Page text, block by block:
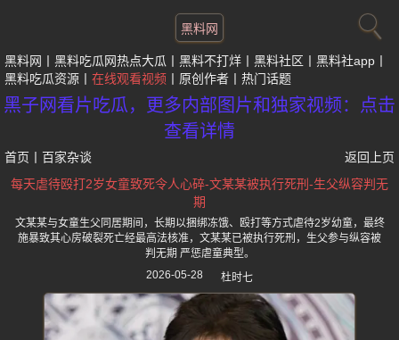
黑料网
黑料网 黑料吃瓜网热点大瓜 黑料不打烊 黑料社区
黑料社app
黑料吃瓜资源
在线观看视频 原创作者 热门话题
黑子网看片吃瓜，更多内部图片和独家视频：点击
查看详情
首页 百家杂谈
返回上页
每天虐待殴打2岁女童致死令人心碎-文某某被执行死刑-生父纵容判无
期
文某某与女童生父同居期间，长期以捆绑冻饿、殴打等方式虐待2岁幼童，最终
施暴致其心房破裂死亡经最高法核准，文某某已被执行死刑，生父参与纵容被
判无期 严惩虐童典型。
2026-05-28
杜时七